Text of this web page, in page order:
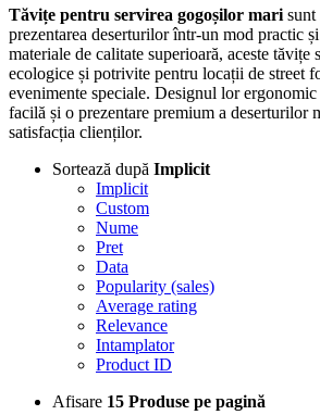
Tăvițe pentru servirea gogoșilor mari sunt
prezentarea deserturilor într-un mod practic
materiale de calitate superioară, aceste tăvițe
ecologice și potrivite pentru locații de street
evenimente speciale. Designul lor
facilă și o prezentare premium a deserturilor
satisfacția clienților.
Sortează după Implicit
Implicit
Custom
Nume
Pret
Data
Popularity (sales)
Average rating
Relevance
Intamplator
Product ID
Afisare 15 Produse pe pagină